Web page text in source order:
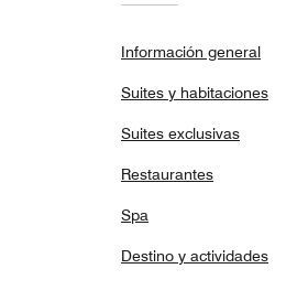
Información general
Suites y habitaciones
Suites exclusivas
Restaurantes
Spa
Destino y actividades